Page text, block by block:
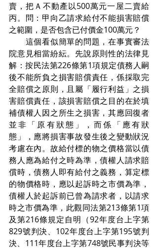
賣，把Ａ不動產以500萬元一屋二賣給
丙。問：甲向乙請求給付不能損害賠償
之範圍，是否包含已付價金100萬元？
這個看似簡單的問題，在事實審法
院意見相當紛紜。先說原則性的法律見
解：按民法第226條第1項規定債務人嗣
後不能所負之損害賠償責任，係採取完
全賠償之原則，且屬「履行利益」之損
害賠償責任，該損害賠償之目的在於填
補債權人因之所生之損害，其應回復者
並非「原有狀態」，而係「應有狀
態」，應將損害事故發生後之變動狀況
考慮在內。故給付標的物之價格當以債
務人應為給付之時為準，債權人請求賠
償時，債務人即有給付之義務，算定標
的物價格時，應以起訴時之市價為準，
債權人於起訴前已曾為請求者，以請求
時之市價為準，此觀同法第213條第1項
及第216條規定自明（92年度台上字第
829號判決、102年度台上字第195號判
決、111年度台上字第748號民事判決等